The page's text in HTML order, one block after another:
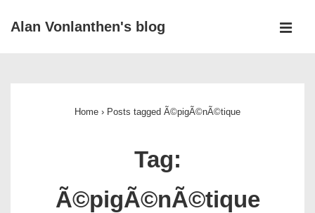
SkipAlan Vonlanthen's blog
Home › Posts tagged Ã©pigÃ©nÃ©tique
Tag:
Ã©pigÃ©nÃ©tique